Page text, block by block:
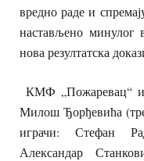
вредно раде и
настављено минулог
нова резултатска
КМФ „Пожаревац“
Милош Ђорђевића
играчи: Стефан
Александар